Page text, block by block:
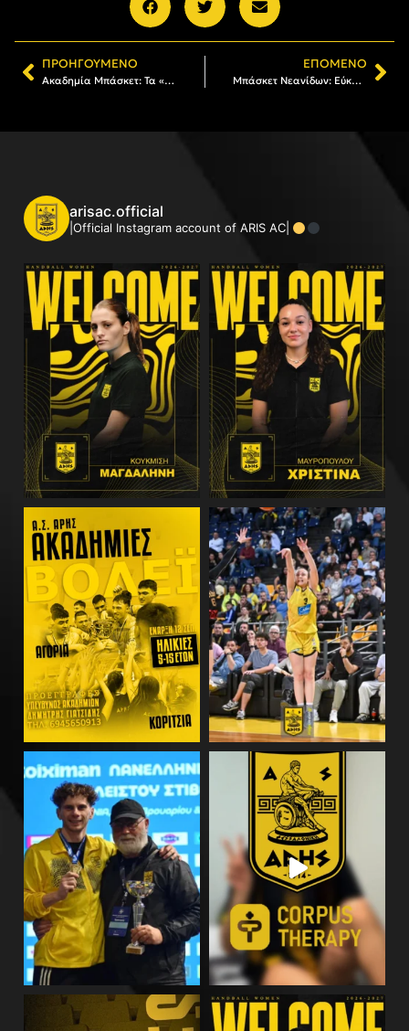
ΠΡΟΗΓΟΎΜΕΝΟ
Ακαδημία Μπάσκετ: Τα «Οπτικά Φίλιππος» και φέτος χορηγός του ARIS Elite Basketball Program
ΕΠΌΜΕΝΟ
Μπάσκετ Νεανίδων: Εύκολη νίκη επί της Νεάπολης
arisac.official
|Official Instagram account of ARIS AC|